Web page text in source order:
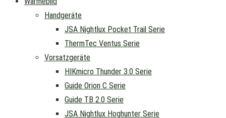
Handgeräte
JSA Nightlux Pocket Trail Serie
ThermTec Ventus Serie
Vorsatzgeräte
HIKmicro Thunder 3.0 Serie
Guide Orion C Serie
Guide TB 2.0 Serie
JSA Nightlux Hoghunter Serie